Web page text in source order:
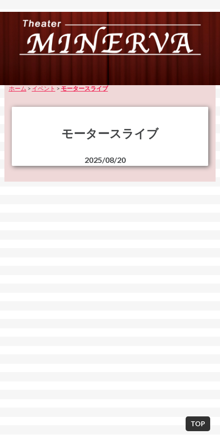
ホーム > イベント > モータースライブ
モータースライブ
2025/08/20
TOP